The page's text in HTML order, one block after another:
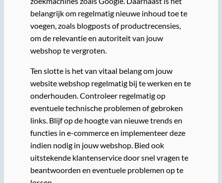
belangrijk om regelmatig nieuwe inhoud toe te
voegen, zoals blogposts of productrecensies,
om de relevantie en autoriteit van jouw
webshop te vergroten.
Ten slotte is het van vitaal belang om jouw
website webshop regelmatig bij te werken en te
onderhouden. Controleer regelmatig op
eventuele technische problemen of gebroken
links. Blijf op de hoogte van nieuwe trends en
functies in e-commerce en implementeer deze
indien nodig in jouw webshop. Bied ook
uitstekende klantenservice door snel vragen te
beantwoorden en eventuele problemen op te